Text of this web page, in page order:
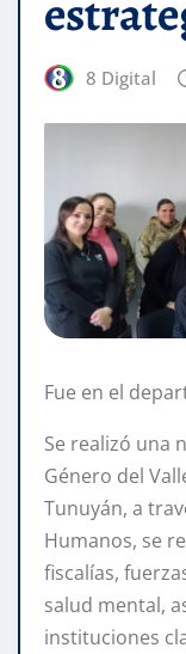
8 Digital
Fue en el
Se realizó una
Género del
Tunuyán, a
Humanos, se
fiscalías,
salud mental,
instituciones